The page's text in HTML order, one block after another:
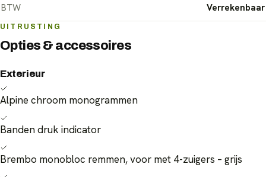
BTW Verrekenbaar
UITRUSTING
Opties & accessoires
Exterieur
Alpine chroom monogrammen
Banden druk indicator
Brembo monobloc remmen, voor met 4-zuigers – grijs